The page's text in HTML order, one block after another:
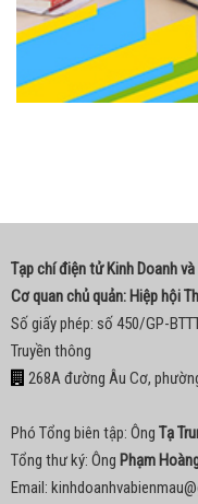
Tạp chí điện tử Kinh Doanh
Cơ quan chủ quản: Hiệp hội
Số giấy phép: số 450/GP-
Truyền thông
268A đường Âu Cơ,
Phó Tổng biên tập: Ông Tạ
Tổng thư ký: Ông Phạm
Email: